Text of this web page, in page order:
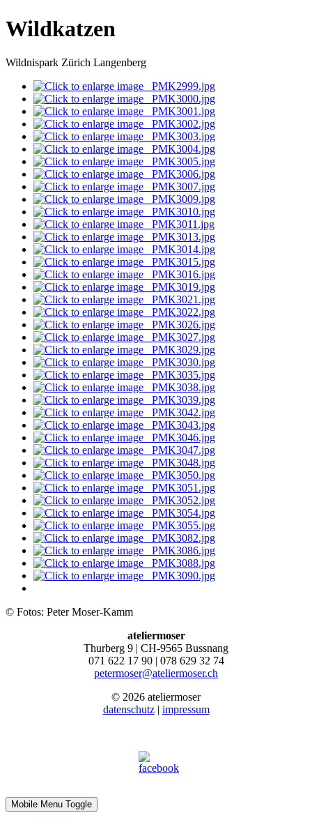
Wildkatzen
Wildnispark Zürich Langenberg
© Fotos: Peter Moser-Kamm
ateliermoser
Thurberg 9 | CH-9565 Bussnang
071 622 17 90 | 078 629 32 74
petermoser@ateliermoser.ch
© 2026 ateliermoser
datenschutz| impressum
Mobile Menu Toggle